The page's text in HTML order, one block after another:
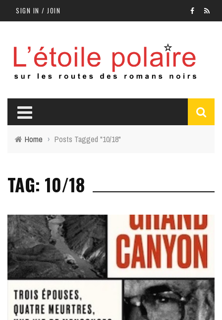
SIGN IN / JOIN
Home › Posts Tagged "10/18"
TAG: 10/18